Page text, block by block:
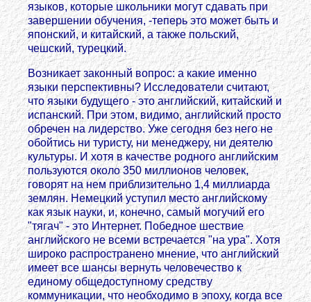
языков, которые школьники могут сдавать при
завершении обучения, -теперь это может быть и
японский, и китайский, а также польский,
чешский, турецкий.
Возникает законный вопрос: а какие именно
языки перспективны? Исследователи считают,
что языки будущего - это английский, китайский и
испанский. При этом, видимо, английский просто
обречен на лидерство. Уже сегодня без него не
обойтись ни туристу, ни менеджеру, ни деятелю
культуры. И хотя в качестве родного английским
пользуются около 350 миллионов человек,
говорят на нем приблизительно 1,4 миллиарда
землян. Немецкий уступил место английскому
как язык науки, и, конечно, самый могучий его
"тягач" - это Интернет. Победное шествие
английского не всеми встречается "на ура". Хотя
широко распространено мнение, что английский
имеет все шансы вернуть человечество к
единому общедоступному средству
коммуникации, что необходимо в эпоху, когда все